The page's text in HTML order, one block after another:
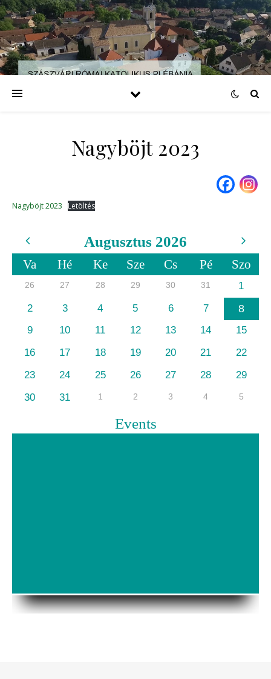
Nagyböjt 2023
Nagyböjt 2023 Letöltés
Augusztus 2026
Va Hé Ke Sze Cs Pé Szo
26 27 28 29 30 31
1
2
3 4 5 6 7 8
9 10 11 12 13 14
15
16
17 18 19 20 21
22
23
24 25 26 27 28
29
30
31 1 2 3 4 5
Events